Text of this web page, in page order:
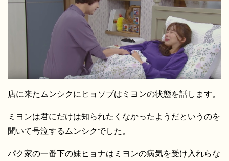
店に来たムンシクにヒョソブはミヨンの状態を話します。
ミヨンは君にだけは知られたくなかったようだというのを
聞いて号泣するムンシクでした。
パク家の一番下の妹ヒョナはミヨンの病気を受け入れらな